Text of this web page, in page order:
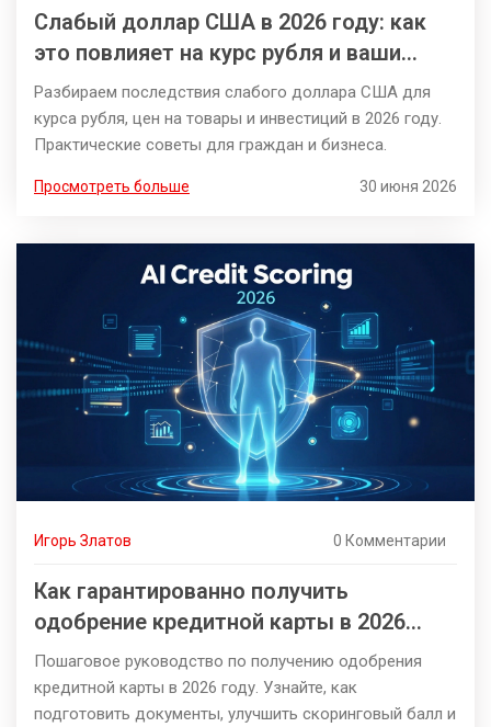
Слабый доллар США в 2026 году: как
это повлияет на курс рубля и ваши
деньги
Разбираем последствия слабого доллара США для
курса рубля, цен на товары и инвестиций в 2026 году.
Практические советы для граждан и бизнеса.
Просмотреть больше 30 июня 2026
Игорь Златов 0 Комментарии
Как гарантированно получить
одобрение кредитной карты в 2026
году: пошаговая инструкция
Пошаговое руководство по получению одобрения
кредитной карты в 2026 году. Узнайте, как
подготовить документы, улучшить скоринговый балл и